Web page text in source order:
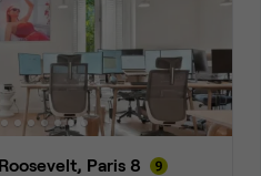
Paris 8